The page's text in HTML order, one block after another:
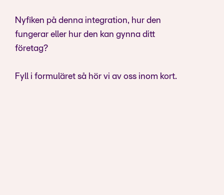
Nyfiken på denna integration, hur den
fungerar eller hur den kan gynna ditt
företag?
Fyll i formuläret så hör vi av oss inom kort.